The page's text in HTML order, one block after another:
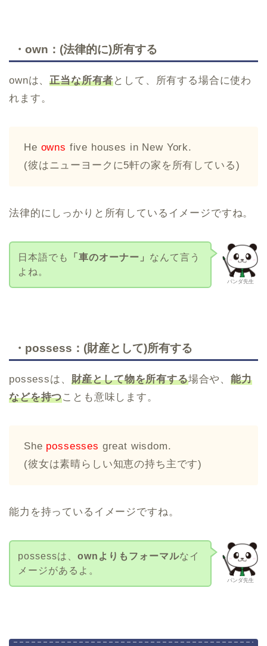
・own：(法律的に)所有する
ownは、正当な所有者として、所有する場合に使わ
れます。
He owns five houses in New York.
(彼はニューヨークに5軒の家を所有している)
法律的にしっかりと所有しているイメージですね。
パンダ先生
日本語でも 「車のオーナー」 なんて言う
よね。
・possess：(財産として)所有する
possessは、 財産として物を所有する場合や、能力
などを持つことも意味します。
She possesses great wisdom.
(彼女は素晴らしい知恵の持ち主です)
能力を持っているイメージですね。
パンダ先生
possessは、 ownよりもフォーマルなイ
メージがあるよ。